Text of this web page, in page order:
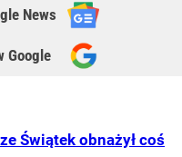
News
Google
Świątek obnażył coś